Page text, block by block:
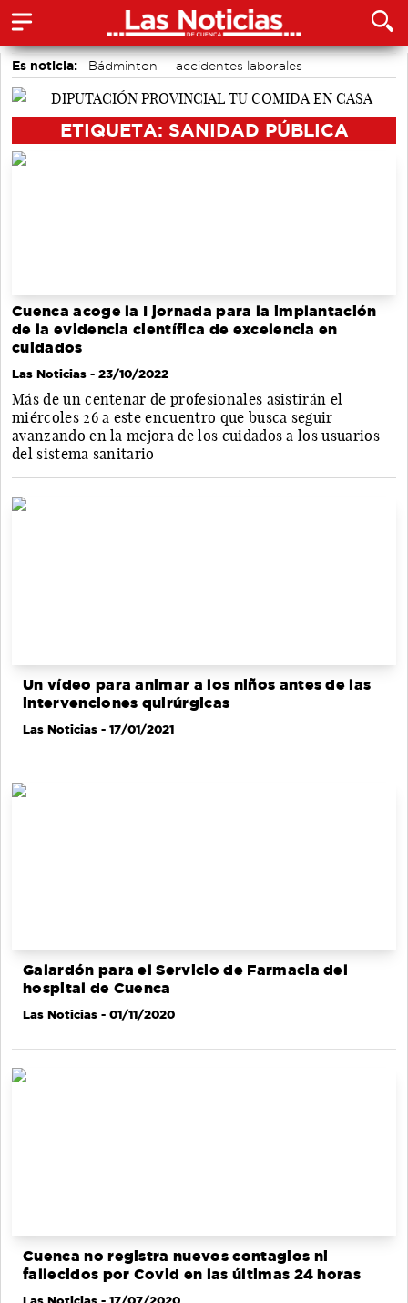
Es noticia: Bádminton
accidentes laborales
Medio Ambiente
ETIQUETA: SANIDAD PÚBLICA
Cuenca acoge la I jornada para la implantación
de la evidencia científica de excelencia en
cuidados
Las Noticias - 23/10/2022
Más de un centenar de profesionales asistirán el
miércoles 26 a este encuentro que busca seguir
avanzando en la mejora de los cuidados a los usuarios
del sistema sanitario
Un vídeo para animar a los niños antes de las
intervenciones quirúrgicas
Las Noticias - 17/01/2021
Galardón para el Servicio de Farmacia del
hospital de Cuenca
Las Noticias - 01/11/2020
Cuenca no registra nuevos contagios ni
fallecidos por Covid en las últimas 24 horas
Las Noticias - 17/07/2020